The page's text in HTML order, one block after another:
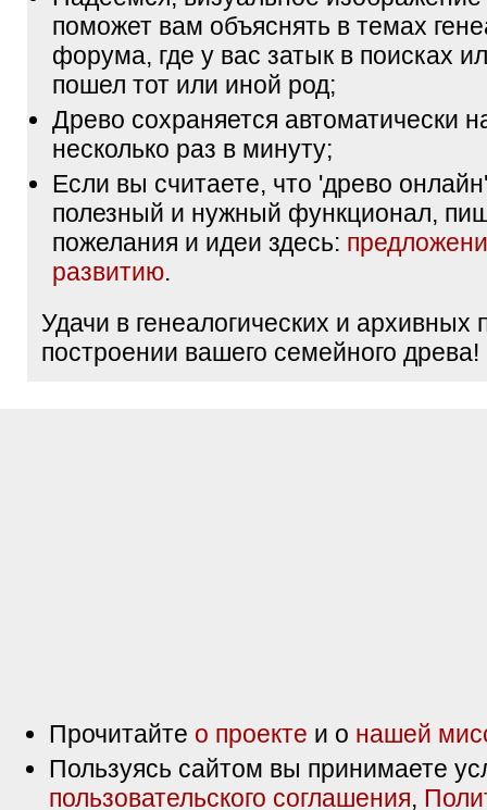
поможет вам объяснять в темах
форума, где у вас затык в поисках
пошел тот или иной род;
Древо сохраняется автоматически
несколько раз в минуту;
Если вы считаете, что 'древо
полезный и нужный функционал,
пожелания и идеи здесь:
развитию.
Удачи в генеалогических и архивных
построении вашего семейного древа!
Прочитайте о проекте и о нашей
Пользуясь сайтом вы принимаете
пользовательского соглашения,